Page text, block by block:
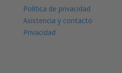
Política de privacidad
Asistencia y contacto
Privacidad